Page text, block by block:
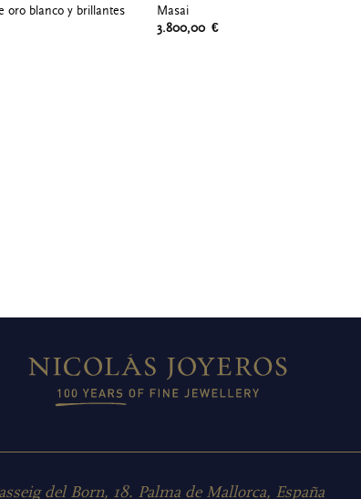
oro blanco y brillantes
Masai
3.800,00 €
del Born, 18. Palma de Mallorca, España